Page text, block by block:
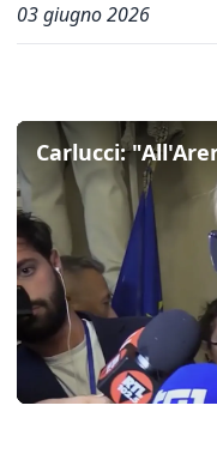
03 giugno 2026